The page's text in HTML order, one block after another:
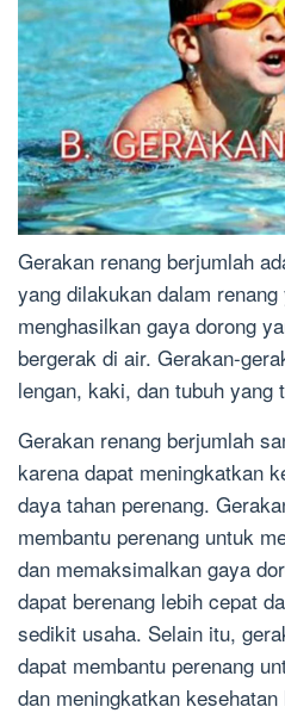
Gerakan renang berjumlah
yang dilakukan dalam
menghasilkan gaya dorong
bergerak di air. Gerakan-
lengan, kaki, dan tubuh yang
Gerakan renang berjumlah
karena dapat meningkatkan
daya tahan perenang.
membantu perenang untuk
dan memaksimalkan gaya
dapat berenang lebih cepat
sedikit usaha. Selain itu,
dapat membantu perenang
dan meningkatkan